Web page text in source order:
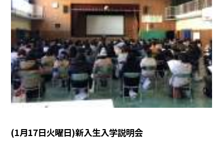
(1月17日火曜日)新入生入学説明会